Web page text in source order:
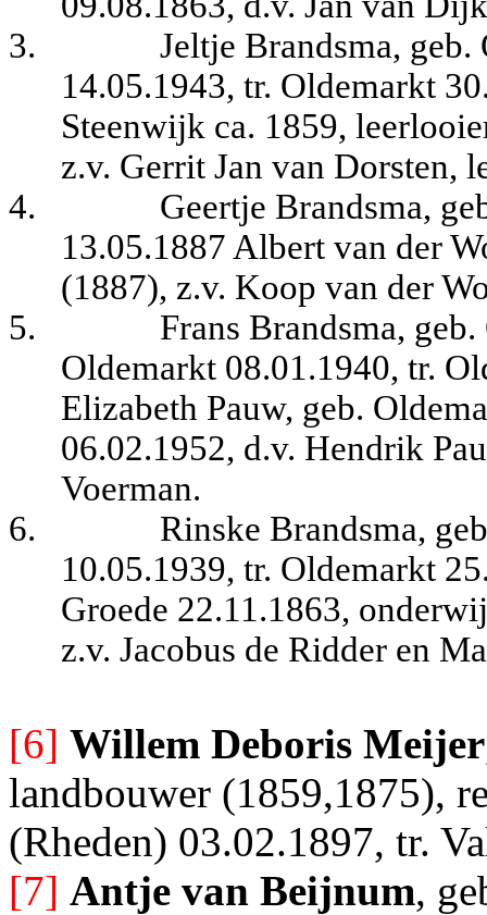
3.
Jeltje Brandsma,
14.05.1943, tr. Oldemarkt
Steenwijk ca. 1859,
z.v. Gerrit Jan van Dorsten,
4.
Geertje Brandsma,
13.05.1887 Albert van der
(1887), z.v. Koop van der
5.
Frans Brandsma,
Oldemarkt 08.01.1940, tr.
Elizabeth Pauw, geb.
06.02.1952, d.v. Hendrik
Voerman.
6.
Rinske Brandsma,
10.05.1939, tr. Oldemarkt
Groede 22.11.1863,
z.v. Jacobus de Ridder en
[6] Willem Deboris Meijer
landbouwer (1859,1875),
(Rheden) 03.02.1897, tr.
[7] Antje van Beijnum,